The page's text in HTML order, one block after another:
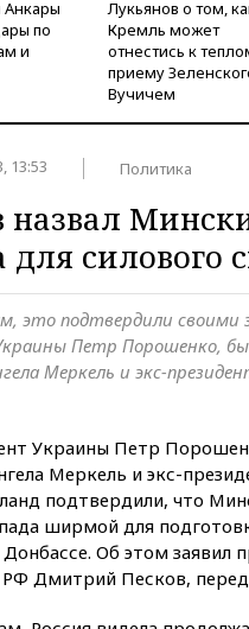
по
и
Лукьянов о том,
Кремль может
отнестись к
приему
Вучичем
13:53 Политика
назвал
для силового
это подтвердили своими
Петр Порошенко,
Меркель и экс-
Украины Петр
Меркель и экс-
подтвердили, что
ширмой для
Об этом заявил
РФ Дмитрий Песков,